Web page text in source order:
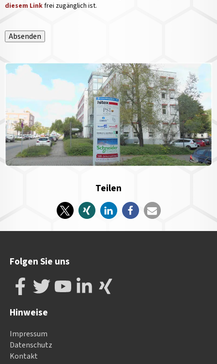
diesem Linkfrei zugänglich ist.
Absenden
Teilen
Folgen Sie uns
Hinweise
Impressum
Datenschutz
Kontakt